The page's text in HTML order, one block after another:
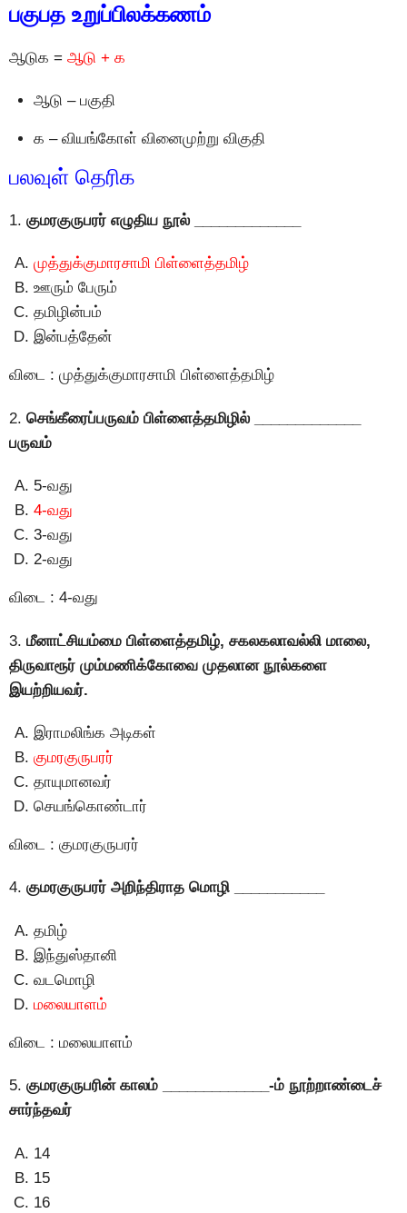
பகுபத உறுப்பிலக்கணம்
ஆடுக = ஆடு + க
ஆடு – பகுதி
க – வியங்கோள் வினைமுற்று விகுதி
பலவுள் தெரிக
1. குமரகுருபரர் எழுதிய நூல் _____________
முத்துக்குமாரசாமி பிள்ளைத்தமிழ்
ஊரும் பேரும்
தமிழின்பம்
இன்பத்தேன்
விடை : முத்துக்குமாரசாமி பிள்ளைத்தமிழ்
2. செங்கீரைப்பருவம் பிள்ளைத்தமிழில் _____________
பருவம்
5-வது
4-வது
3-வது
2-வது
விடை : 4-வது
3. மீனாட்சியம்மை பிள்ளைத்தமிழ், சகலகலாவல்லி மாலை,
திருவாரூர் மும்மணிக்கோவை முதலான நூல்களை
இயற்றியவர்.
இராமலிங்க அடிகள்
குமரகுருபரர்
தாயுமானவர்
செயங்கொண்டார்
விடை : குமரகுருபரர்
4. குமரகுருபரர் அறிந்திராத மொழி ___________
தமிழ்
இந்துஸ்தானி
வடமொழி
மலையாளம்
விடை : மலையாளம்
5. குமரகுருபரின் காலம் _____________-ம் நூற்றாண்டைச்
சார்ந்தவர்
14
15
16